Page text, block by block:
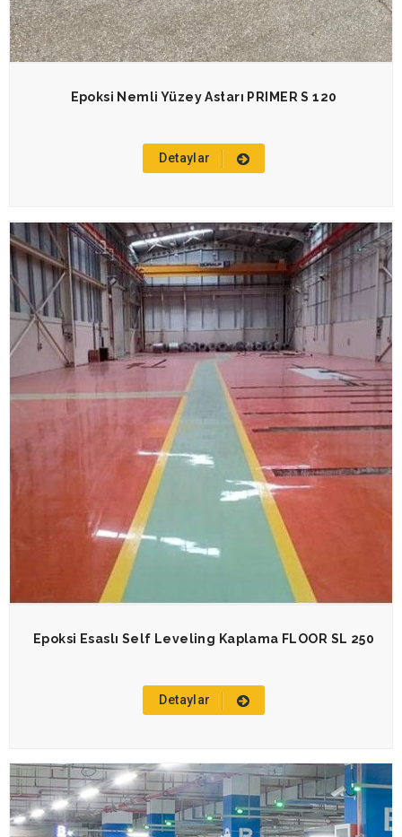
Epoksi Nemli Yüzey Astarı PRIMER S 120
Detaylar
Epoksi Esaslı Self Leveling Kaplama FLOOR SL 250
Detaylar